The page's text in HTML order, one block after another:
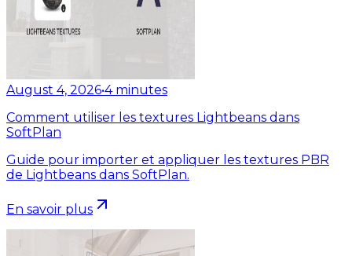
August 4, 2026•4 minutes
Comment utiliser les textures Lightbeans dans
SoftPlan
Guide pour importer et appliquer les textures PBR
de Lightbeans dans SoftPlan.
En savoir plus